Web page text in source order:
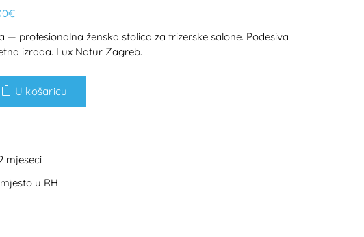
— profesionalna ženska stolica za frizerske salone. Podesiva
izrada. Lux Natur Zagreb.
U košaricu
mjeseci
u RH